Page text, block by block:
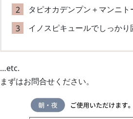
タピオカデンプン＋マンニト
イノスピキュールでしっかり
…etc.
まずはお問合せください。